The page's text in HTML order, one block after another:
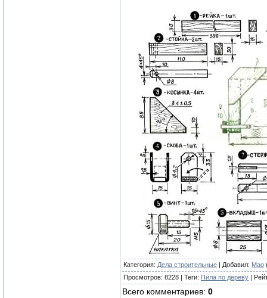
Категория: Дела строительные | Добавил: Mao
Просмотров: 8228 | Теги: Пила по дереву |
Всего комментариев: 0